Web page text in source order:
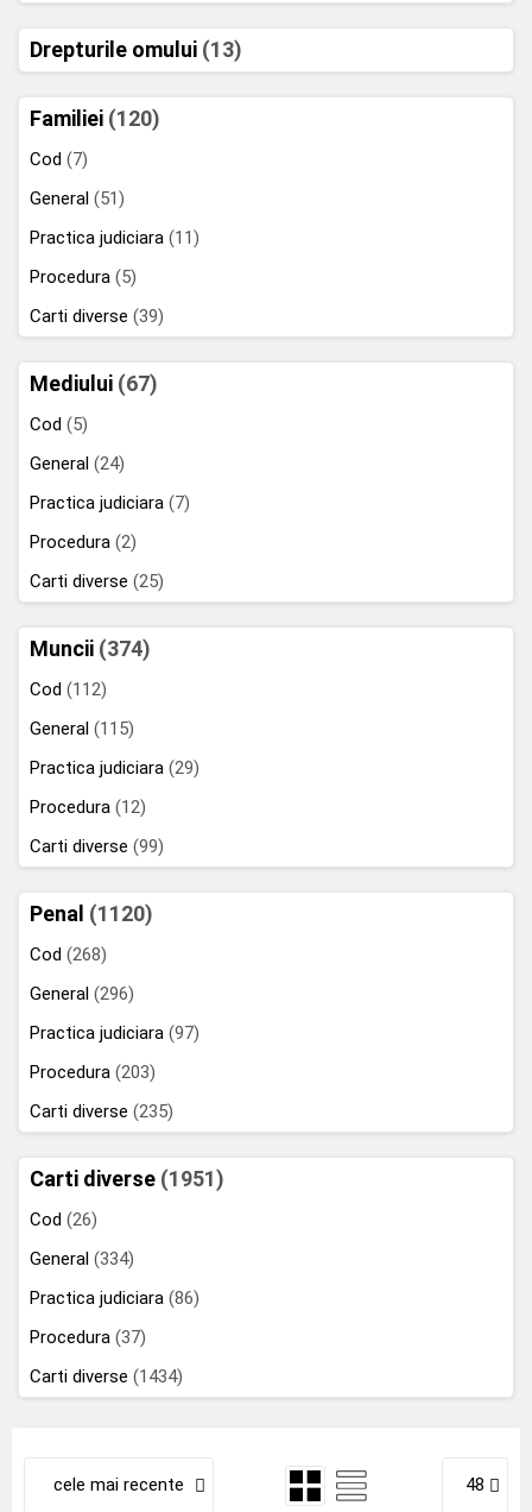
Drepturile omului (13)
Familiei (120)
Cod (7)
General (51)
Practica judiciara (11)
Procedura (5)
Carti diverse (39)
Mediului (67)
Cod (5)
General (24)
Practica judiciara (7)
Procedura (2)
Carti diverse (25)
Muncii (374)
Cod (112)
General (115)
Practica judiciara (29)
Procedura (12)
Carti diverse (99)
Penal (1120)
Cod (268)
General (296)
Practica judiciara (97)
Procedura (203)
Carti diverse (235)
Carti diverse (1951)
Cod (26)
General (334)
Practica judiciara (86)
Procedura (37)
Carti diverse (1434)
cele mai recente 48